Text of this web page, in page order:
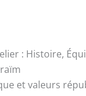
: Histoire,
et valeurs